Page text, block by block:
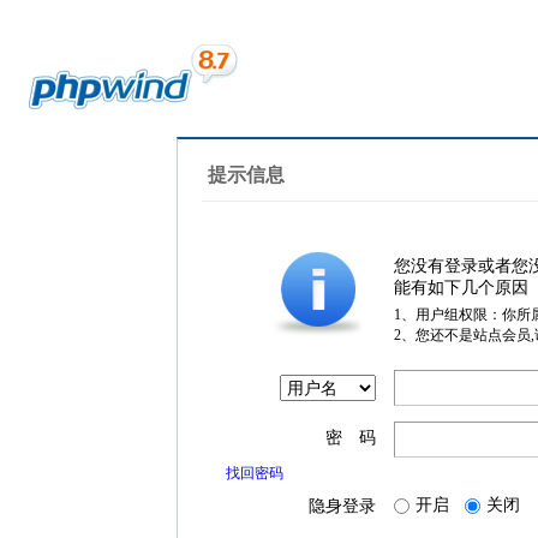
提示信息
您没有登录或者您
能有如下几个原因
1、用户组权限：你所
2、您还不是站点会员
密 码
找回密码
隐身登录 开启 关闭